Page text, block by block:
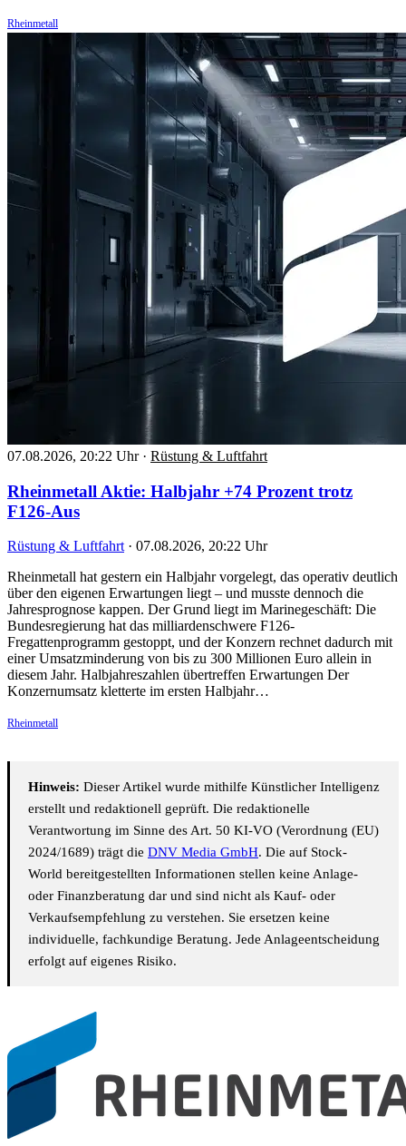
Rheinmetall
07.08.2026, 20:22 Uhr · Rüstung & Luftfahrt
Rheinmetall Aktie: Halbjahr +74 Prozent trotz
F126-Aus
Rüstung & Luftfahrt · 07.08.2026, 20:22 Uhr
Rheinmetall hat gestern ein Halbjahr vorgelegt, das operativ deutlich
über den eigenen Erwartungen liegt – und musste dennoch die
Jahresprognose kappen. Der Grund liegt im Marinegeschäft: Die
Bundesregierung hat das milliardenschwere F126-
Fregattenprogramm gestoppt, und der Konzern rechnet dadurch mit
einer Umsatzminderung von bis zu 300 Millionen Euro allein in
diesem Jahr. Halbjahreszahlen übertreffen Erwartungen Der
Konzernumsatz kletterte im ersten Halbjahr…
Rheinmetall
Hinweis: Dieser Artikel wurde mithilfe Künstlicher Intelligenz
erstellt und redaktionell geprüft. Die redaktionelle
Verantwortung im Sinne des Art. 50 KI-VO (Verordnung (EU)
2024/1689) trägt die DNV Media GmbH. Die auf Stock-
World bereitgestellten Informationen stellen keine Anlage-
oder Finanzberatung dar und sind nicht als Kauf- oder
Verkaufsempfehlung zu verstehen. Sie ersetzen keine
individuelle, fachkundige Beratung. Jede Anlageentscheidung
erfolgt auf eigenes Risiko.